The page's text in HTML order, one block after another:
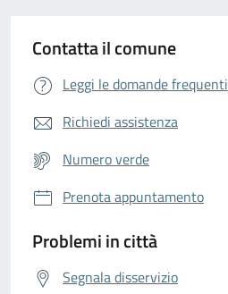
Contatta il comune
Leggi le domande frequenti
Richiedi assistenza
Numero verde
Prenota appuntamento
Problemi in città
Segnala disservizio